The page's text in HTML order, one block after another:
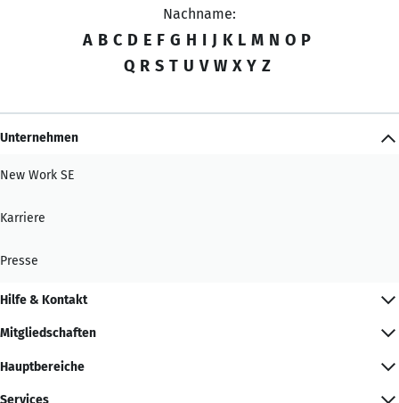
Nachname:
A B C D E F G H I J K L M N O P
Q R S T U V W X Y Z
Unternehmen
New Work SE
Karriere
Presse
Hilfe & Kontakt
Mitgliedschaften
Hauptbereiche
Services